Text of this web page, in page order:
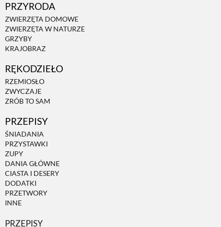
PRZYRODA
ZWIERZĘTA DOMOWE
ZWIERZĘTA W NATURZE
GRZYBY
KRAJOBRAZ
RĘKODZIEŁO
RZEMIOSŁO
ZWYCZAJE
ZRÓB TO SAM
PRZEPISY
ŚNIADANIA
PRZYSTAWKI
ZUPY
DANIA GŁÓWNE
CIASTA I DESERY
DODATKI
PRZETWORY
INNE
PRZEPISY